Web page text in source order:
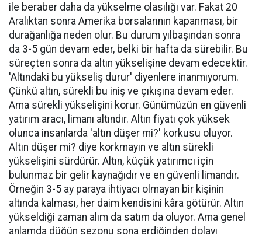
ile beraber daha da yükselme olasılığı var. Fakat 20
Aralıktan sonra Amerika borsalarının kapanması, bir
durağanlığa neden olur. Bu durum yılbaşından sonra
da 3-5 gün devam eder, belki bir hafta da sürebilir. Bu
süreçten sonra da altın yükselişine devam edecektir.
'Altındaki bu yükseliş durur' diyenlere inanmıyorum.
Çünkü altın, sürekli bu iniş ve çıkışına devam eder.
Ama sürekli yükselişini korur. Günümüzün en güvenli
yatırım aracı, limanı altındır. Altın fiyatı çok yüksek
olunca insanlarda 'altın düşer mi?' korkusu oluyor.
Altın düşer mi? diye korkmayın ve altın sürekli
yükselişini sürdürür. Altın, küçük yatırımcı için
bulunmaz bir gelir kaynağıdır ve en güvenli limandır.
Örneğin 3-5 ay paraya ihtiyacı olmayan bir kişinin
altında kalması, her daim kendisini kâra götürür. Altın
yükseldiği zaman alım da satım da oluyor. Ama genel
anlamda düğün sezonu sona erdiğinden dolayı